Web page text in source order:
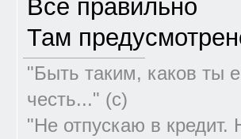
Все правильно
Там
"Быть таким, каков ты
честь..." (c)
"Не отпускаю в